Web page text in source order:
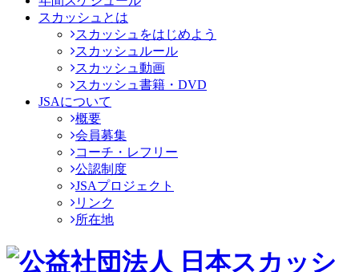
スカッシュとは
スカッシュをはじめよう
スカッシュルール
スカッシュ動画
スカッシュ書籍・DVD
JSAについて
概要
会員募集
コーチ・レフリー
公認制度
JSAプロジェクト
リンク
所在地